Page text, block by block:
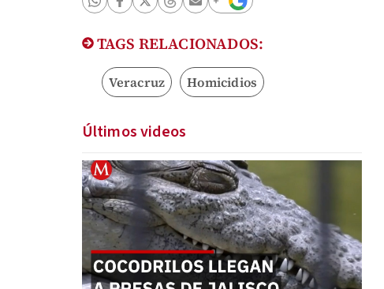
TAGS RELACIONADOS:
Veracruz Homicidios
Últimos videos